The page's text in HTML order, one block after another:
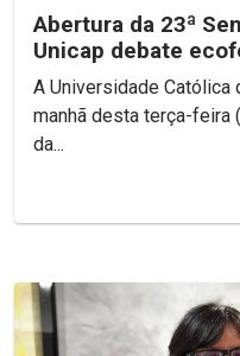
Abertura da 23ª
Unicap debate
hierarquias
A Universidade Católica
manhã desta terça-feira
da...